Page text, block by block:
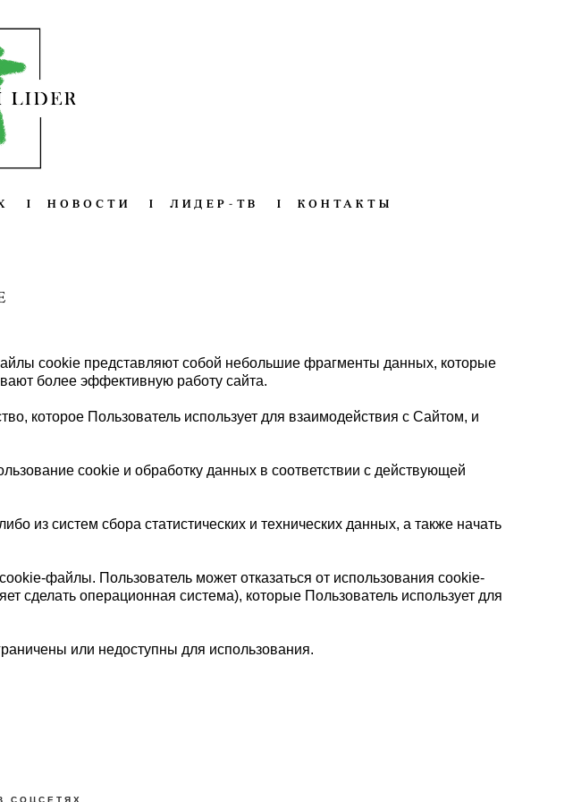
I НОВОСТИ I ЛИДЕР-ТВ I КОНТАКТЫ
cookie представляют собой небольшие фрагменты данных, которые
более эффективную работу сайта.
которое Пользователь использует для взаимодействия с Сайтом, и
cookie и обработку данных в соответствии с действующей
из систем сбора статистических и технических данных, а также начать
файлы. Пользователь может отказаться от использования cookie-
сделать операционная система), которые Пользователь использует для
или недоступны для использования.
С О Ц С Е Т Я Х